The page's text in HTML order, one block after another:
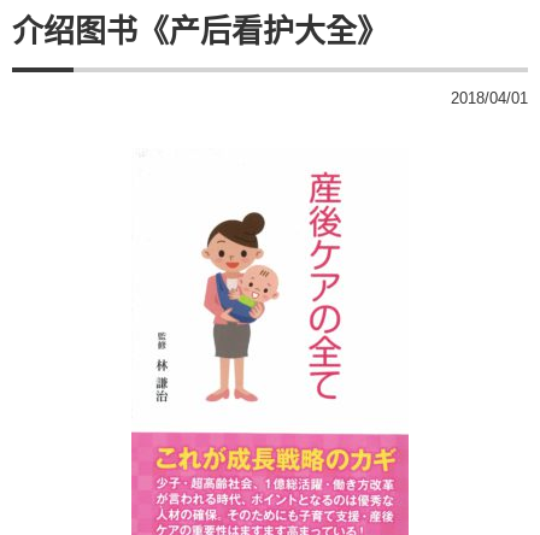
介绍图书《产后看护大全》
2018/04/01